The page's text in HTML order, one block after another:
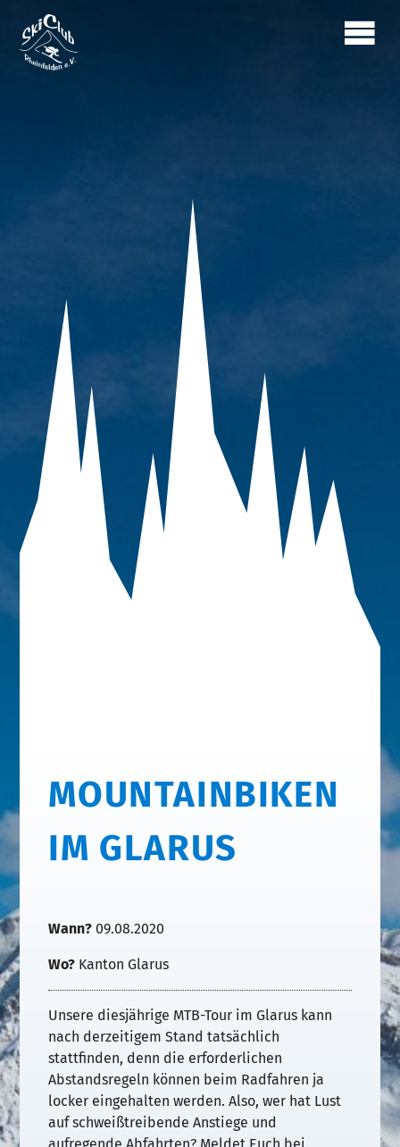
MOUNTAINBIKEN
IM GLARUS
Wann?09.08.2020
Wo? Kanton Glarus
Unsere diesjährige MTB-Tour im Glarus kann
nach derzeitigem Stand tatsächlich
stattfinden, denn die erforderlichen
Abstandsregeln können beim Radfahren ja
locker eingehalten werden. Also, wer hat Lust
auf schweißtreibende Anstiege und
aufregende Abfahrten? Meldet Euch bei